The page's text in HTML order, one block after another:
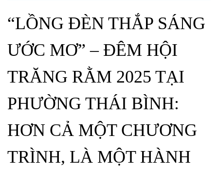
“LỒNG ĐÈN THẮP SÁNG
ƯỚC MƠ” – ĐÊM HỘI
TRĂNG RẰM 2025 TẠI
PHƯỜNG THÁI BÌNH:
HƠN CẢ MỘT CHƯƠNG
TRÌNH, LÀ MỘT HÀNH